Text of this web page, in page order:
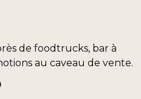
de foodtrucks, bar à
au caveau de vente.